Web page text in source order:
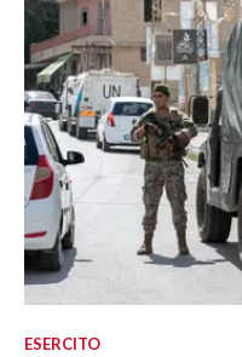
ESERCITO